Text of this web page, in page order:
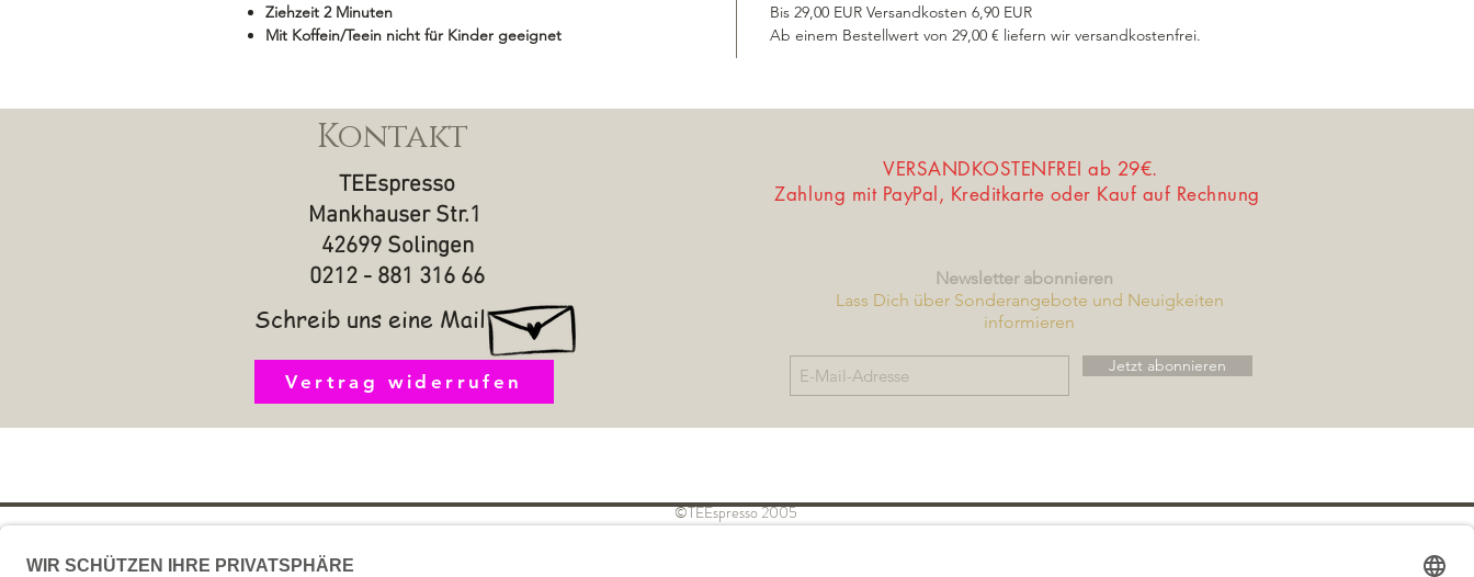
Ziehzeit 2 Minuten
Mit Koffein/Teein nicht für Kinder geeignet
Bis 29,00 EUR Versandkosten 6,90 EUR
Ab einem Bestellwert von 29,00 € liefern wir versandkostenfrei.
Kontakt
TEEspresso
Mankhauser Str.1
42699 Solingen
0212 - 881 316 66
Schreib uns eine Mail
Vertrag widerrufen
VERSANDKOSTENFREI ab 29€.
Zahlung mit PayPal, Kreditkarte oder Kauf auf Rechnung
Newsletter abonnieren
Lass Dich über Sonderangebote und Neuigkeiten
informieren
Jetzt abonnieren
©TEEspresso 2005
FAQ Impressum